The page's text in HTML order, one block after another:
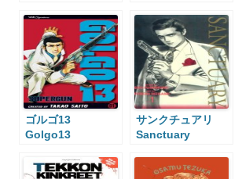
Century
ゴルゴ13
Golgo13
サンクチュアリ
Sanctuary